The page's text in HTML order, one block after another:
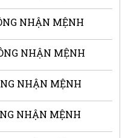
NHẬN MỆNH
NHẬN MỆNH
NHẬN MỆNH
NHẬN MỆNH